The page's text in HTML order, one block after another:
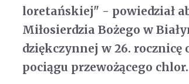
loretańskiej" - powiedział
Miłosierdzia Bożego w
dziękczynnej w 26.
pociągu przewożącego chlor.